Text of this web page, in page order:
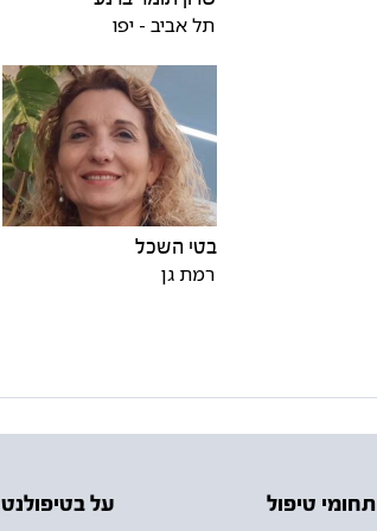
תל אביב - יפו
בטי השכל
רמת גן
תחומי טיפול על בטיפולנט